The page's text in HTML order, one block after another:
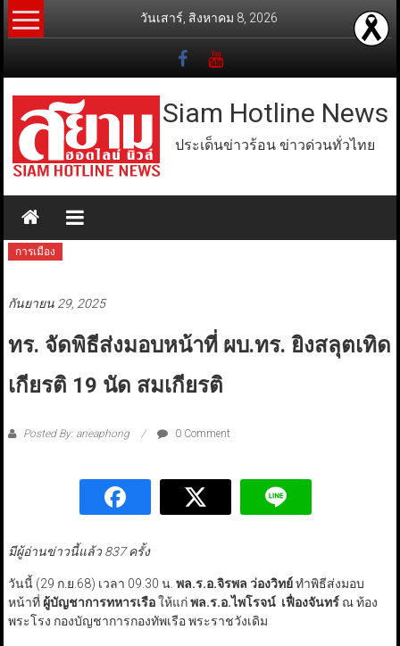
Skip
to
วันเสาร์, สิงหาคม 8, 2026
Siam Hotline News
ประเด็นข่าวร้อน ข่าวด่วนทั่วไทย
การเมือง
กันยายน 29, 2025
ทร. จัดพิธีส่งมอบหน้าที่ ผบ.ทร. ยิงสลุตเทิด
เกียรติ 19 นัด สมเกียรติ
Posted By: aneaphong 0 Comment
มีผู้อ่านข่าวนี้แล้ว 837 ครั้ง
วันนี้ (29 ก.ย.68) เวลา 09.30 น. พล.ร.อ.จิรพล ว่องวิทย์ทำพิธีส่งมอบ
หน้าที่ ผู้บัญชาการทหารเรือให้แก่พล.ร.อ.ไพโรจน์ เฟื่องจันทร์ณ ท้อง
พระโรง กองบัญชาการกองทัพเรือ พระราชวังเดิม